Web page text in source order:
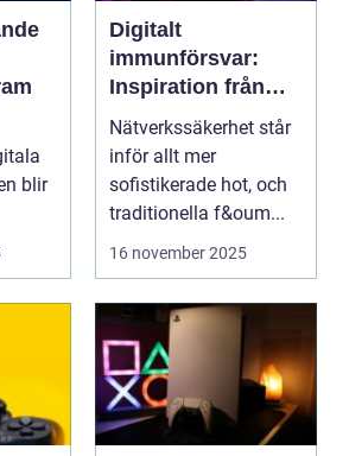
blir
Digitalt
immunförsvar:
Inspiration från
biologiska system
för att stärka
nätverkssäkerhet
Nätverkssäkerhet står
inför allt mer
sofistikerade hot, och
traditionella f&oum...
16 november 2025